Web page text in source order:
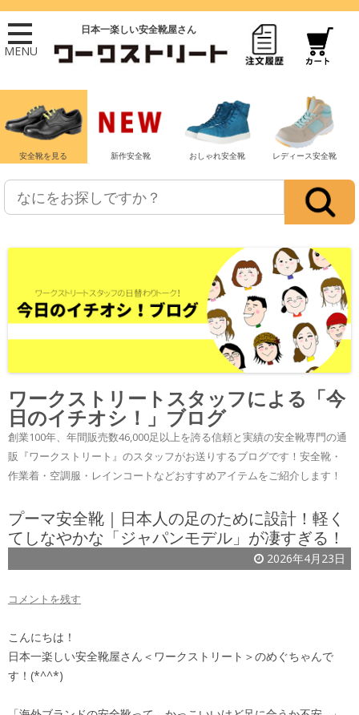
MENU
日本一楽しい安全靴屋さん
安全靴を見る 新作安全靴 おしゃれ安全靴 レディース安全靴
ワークストリートスタッフによる「今
日のイチオシ！」ブログ
創業100年、年間販売数46,000足以上を誇る信頼と実績の安全靴専門の通
販『ワークストリート』のスタッフがお送りするブログです！安全靴・
作業着・空調服・レインコートなどおすすめアイテムをご紹介します！
プーマ安全靴｜日本人の足のために設計！軽く
てしなやかな「ジャパンモデル」が凄すぎる！
2026年4月23日
コメントを残す
こんにちは！
日本一楽しい安全靴屋さん＜ワークストリート＞のめぐちゃんで
す！(*^^*)